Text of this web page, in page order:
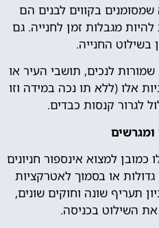
בקווים לבנים הם
מגבלות זמן לחנייה. גם
בשילוט החנייה.
שמורות לנכים, תושבי העיר או
אלו (ללא תו נכה במידה וזו
לגרור קנסות כבדים.
ומגרשים
למצוא אינספור חניונים
או בסמוך לאטרקציות
תעריף שונה וחוקים שונים,
את השילוט בכניסה.